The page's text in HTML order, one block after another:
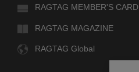
RAGTAG MEMBER'S CARD
RAGTAG MAGAZINE
RAGTAG Global